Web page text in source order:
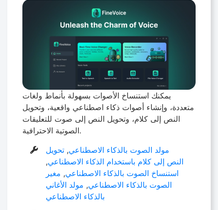
يمكنك استنساخ الأصوات بسهولة بأنماط ولغات
متعددة، وإنشاء أصوات ذكاء اصطناعي واقعية، وتحويل
النص إلى كلام، وتحويل النص إلى صوت للتعليقات
الصوتية الاحترافية.
مولد الصوت بالذكاء الاصطناعي, تحويل
النص إلى كلام باستخدام الذكاء الاصطناعي,
استنساخ الصوت بالذكاء الاصطناعي, مغير
الصوت بالذكاء الاصطناعي, مولد الأغاني
بالذكاء الاصطناعي